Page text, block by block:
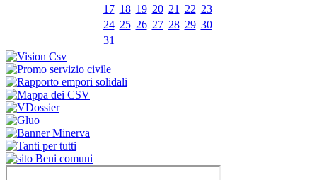
17 18 19 20 21 22 23
24 25 26 27 28 29 30
31